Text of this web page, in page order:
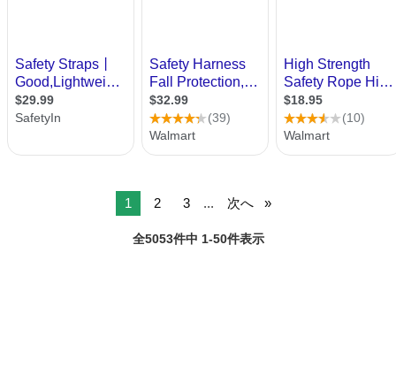
1 2 3 ... 次へ
全5053件中 1-50件表示